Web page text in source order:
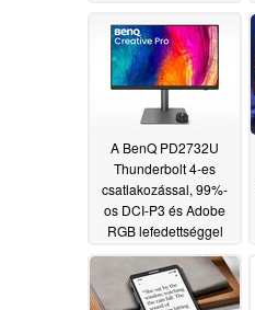
A BenQ PD2732U
Thunderbolt 4-es
csatlakozással, 99%-
os DCI-P3 és Adobe
RGB lefedettséggel
középkategóriás áron
07/07/2026